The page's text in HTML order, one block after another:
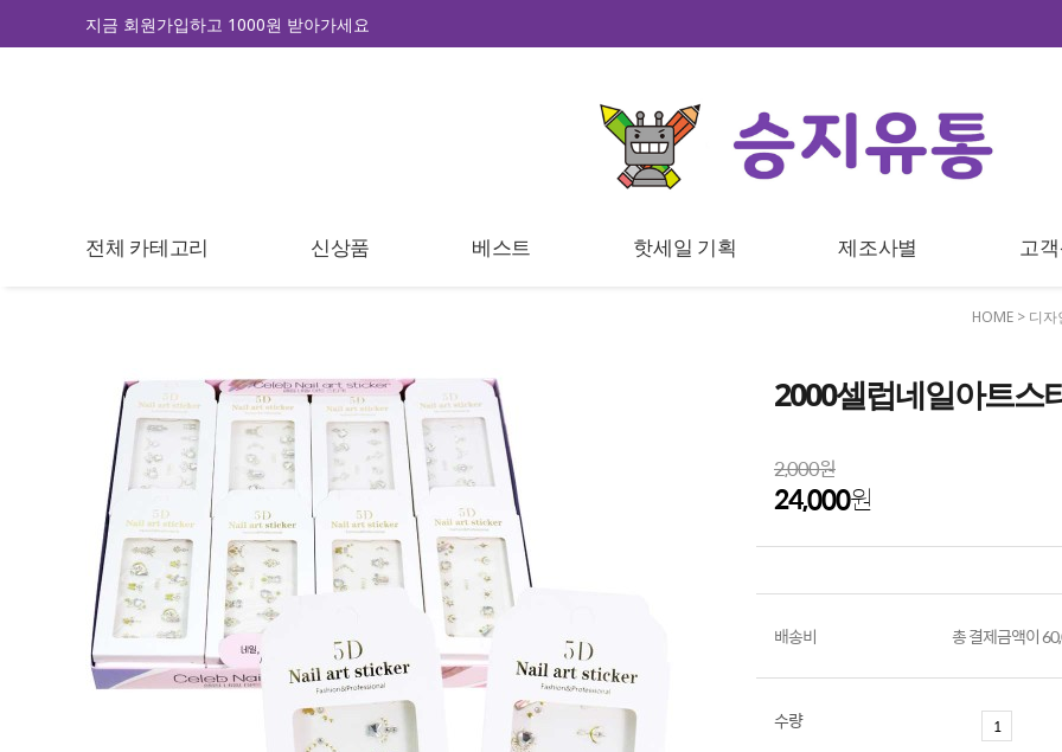
지금 회원가입하고 1000원 받아가세요
전체 카테고리 신상품 베스트 핫세일 기획 제조사별 고
HOME > 디자
2000셀럽네일아트스
2,000원
24,000원
배송비 총 결제금액이
수량